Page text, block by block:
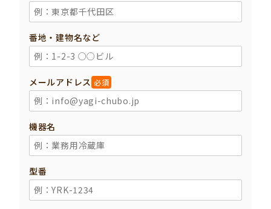
番地・建物名など
メールアドレス 必須
機器名
型番